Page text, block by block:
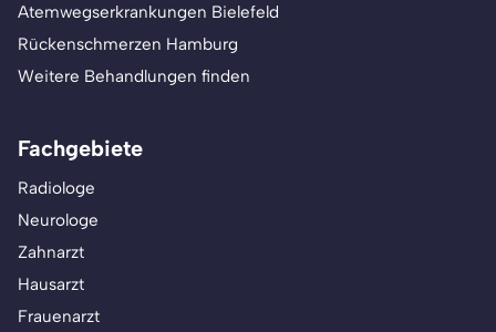
Atemwegserkrankungen Bielefeld
Rückenschmerzen Hamburg
Weitere Behandlungen finden
Fachgebiete
Radiologe
Neurologe
Zahnarzt
Hausarzt
Frauenarzt